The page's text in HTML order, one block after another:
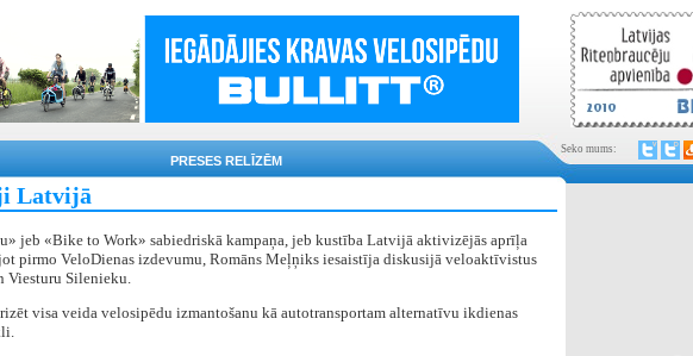
PRESES RELĪZĒM
Seko mums:
Latvijā
jeb «Bike to Work» sabiedriskā kampaņa, jeb kustība Latvijā aktivizējās aprīļa
pirmo VeloDienas izdevumu, Romāns Meļņiks iesaistīja diskusijā veloaktīvistus
Viesturu Silenieku.
visa veida velosipēdu izmantošanu kā autotransportam alternatīvu ikdienas